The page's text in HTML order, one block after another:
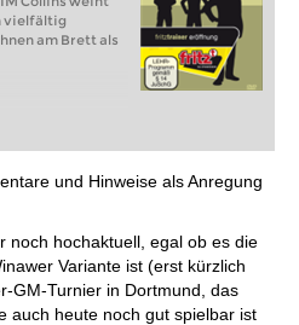
vielfältig
am Brett als
und Hinweise als Anregung
noch hochaktuell, egal ob es die
Variante ist (erst kürzlich
GM-Turnier in Dortmund, das
auch heute noch gut spielbar ist